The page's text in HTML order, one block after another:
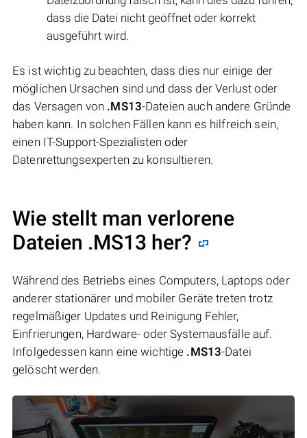
dass die Datei nicht geöffnet oder korrekt
ausgeführt wird.
Es ist wichtig zu beachten, dass dies nur einige der
möglichen Ursachen sind und dass der Verlust oder
das Versagen von .MS13-Dateien auch andere Gründe
haben kann. In solchen Fällen kann es hilfreich sein,
einen IT-Support-Spezialisten oder
Datenrettungsexperten zu konsultieren.
Wie stellt man verlorene
Dateien .MS13 her?
Während des Betriebs eines Computers, Laptops oder
anderer stationärer und mobiler Geräte treten trotz
regelmäßiger Updates und Reinigung Fehler,
Einfrierungen, Hardware- oder Systemausfälle auf.
Infolgedessen kann eine wichtige .MS13-Datei
gelöscht werden.